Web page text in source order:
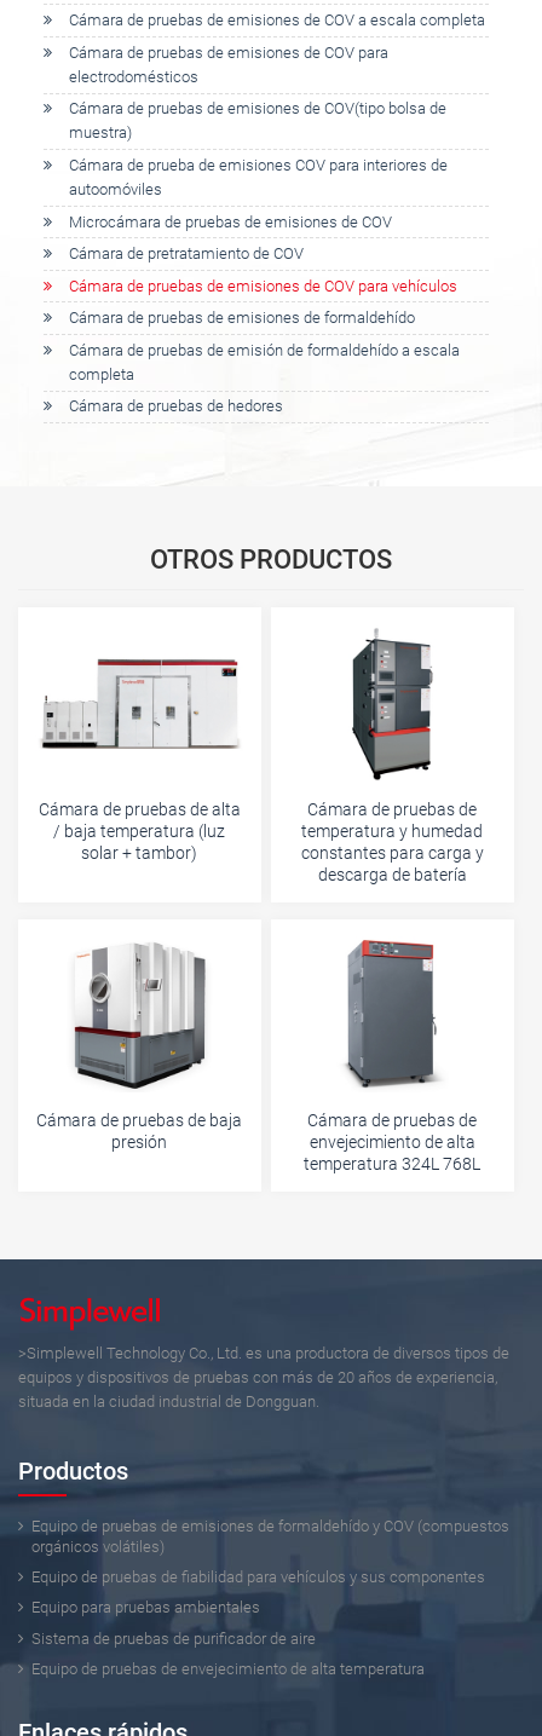
Cámara de pruebas de emisiones de COV a escala completa
Cámara de pruebas de emisiones de COV para
electrodomésticos
Cámara de pruebas de emisiones de COV(tipo bolsa de
muestra)
Cámara de prueba de emisiones COV para interiores de
autoomóviles
Microcámara de pruebas de emisiones de COV
Cámara de pretratamiento de COV
Cámara de pruebas de emisiones de COV para vehículos
Cámara de pruebas de emisiones de formaldehído
Cámara de pruebas de emisión de formaldehído a escala
completa
Cámara de pruebas de hedores
OTROS PRODUCTOS
Cámara de pruebas de alta
/ baja temperatura (luz
solar + tambor)
Cámara de pruebas de
temperatura y humedad
constantes para carga y
descarga de batería
Cámara de pruebas de baja
presión
Cámara de pruebas de
envejecimiento de alta
temperatura 324L 768L
>Simplewell Technology Co., Ltd. es una productora de diversos tipos de
equipos y dispositivos de pruebas con más de 20 años de experiencia,
situada en la ciudad industrial de Dongguan.
Productos
Equipo de pruebas de emisiones de formaldehído y COV (compuestos
orgánicos volátiles)
Equipo de pruebas de fiabilidad para vehículos y sus componentes
Equipo para pruebas ambientales
Sistema de pruebas de purificador de aire
Equipo de pruebas de envejecimiento de alta temperatura